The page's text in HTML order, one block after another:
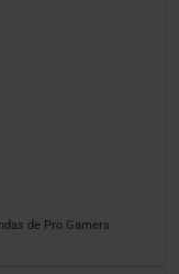
de Pro Gamers